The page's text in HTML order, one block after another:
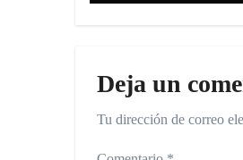
Deja un
Tu dirección de correo